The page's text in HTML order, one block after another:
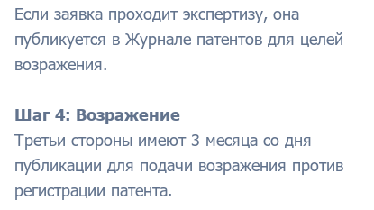
Если заявка проходит экспертизу, она
публикуется в Журнале патентов для целей
возражения.
Шаг 4: Возражение
Третьи стороны имеют 3 месяца со дня
публикации для подачи возражения против
регистрации патента.